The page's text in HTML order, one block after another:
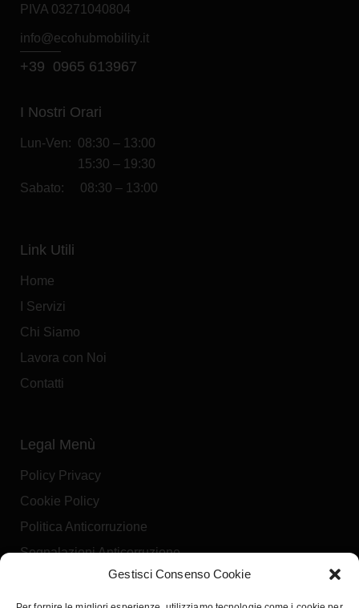
Gestisci Consenso Cookie
PIVA 03271040804
info@ecohubmobility.it
+39 0965 613967
I Nostri Orari
Lun-Ven: 08:30 – 13:00
15:30 – 19:30
Sabato: 08:30 – 13:00
Link Utili
Home
I Servizi
Chi Siamo
Lavora con Noi
Contatti
Legal Menù
Policy Privacy
Cookie Policy
Politica Anticorruzione
Segnalazioni Anticorruzione